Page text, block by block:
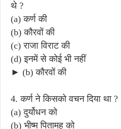
थे ?
(a) कर्ण की
(b) कौरवों की
(c) राजा विराट की
(d) इनमें से कोई भी नहीं
► (b) कौरवों की
4. कर्ण ने किसको वचन दिया था ?
(a) दुर्योधन को
(b) भीष्म पितामह को